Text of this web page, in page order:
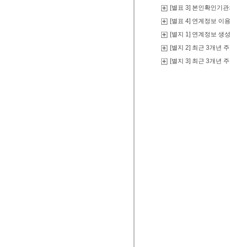
[별표 3] 본인확인기
[별표 4] 연계정보 이
[별지 1] 연계정보 생
[별지 2] 최근 3개년
[별지 3] 최근 3개년